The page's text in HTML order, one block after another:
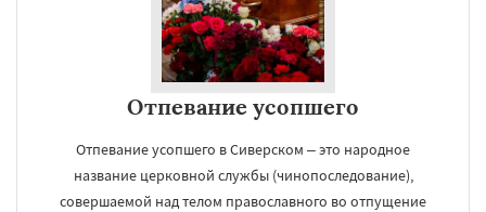
Отпевание усопшего
Отпевание усопшего в Сиверском – это народное
название церковной службы (чинопоследование),
совершаемой над телом православного во отпущение